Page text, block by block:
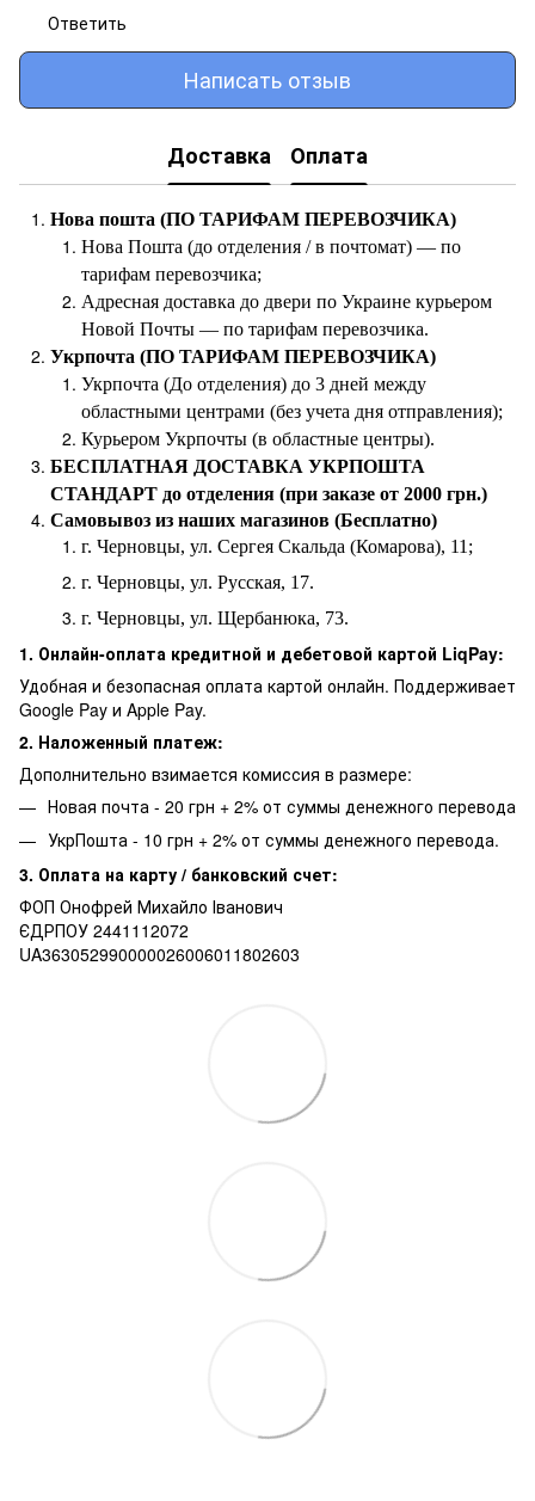
Ответить
Написать отзыв
Доставка Оплата
Нова пошта (ПО ТАРИФАМ ПЕРЕВОЗЧИКА)
Нова Пошта (до отделения / в почтомат) — по
тарифам перевозчика;
Адресная доставка до двери по Украине курьером
Новой Почты — по тарифам перевозчика.
Укрпочта (ПО ТАРИФАМ ПЕРЕВОЗЧИКА)
Укрпочта (До отделения) до 3 дней между
областными центрами (без учета дня отправления);
Курьером Укрпочты (в областные центры).
БЕСПЛАТНАЯ ДОСТАВКА УКРПОШТА
СТАНДАРТ до отделения (при заказе от 2000 грн.)
Самовывоз из наших магазинов (Бесплатно)
г. Черновцы, ул. Сергея Скальда (Комарова), 11;
г. Черновцы, ул. Русская, 17.
г. Черновцы, ул. Щербанюка, 73.
1. Онлайн-оплата кредитной и дебетовой картой LiqPay:
Удобная и безопасная оплата картой онлайн. Поддерживает
Google Pay и Apple Pay.
2. Наложенный платеж:
Дополнительно взимается комиссия в размере:
Новая почта - 20 грн + 2% от суммы денежного перевода
УкрПошта - 10 грн + 2% от суммы денежного перевода.
3. Оплата на карту / банковский счет:
ФОП Онофрей Михайло Іванович
ЄДРПОУ 2441112072
UA363052990000026006011802603